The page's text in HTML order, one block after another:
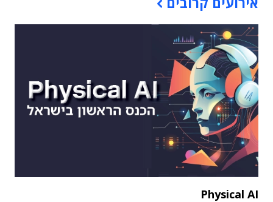
Physical AI